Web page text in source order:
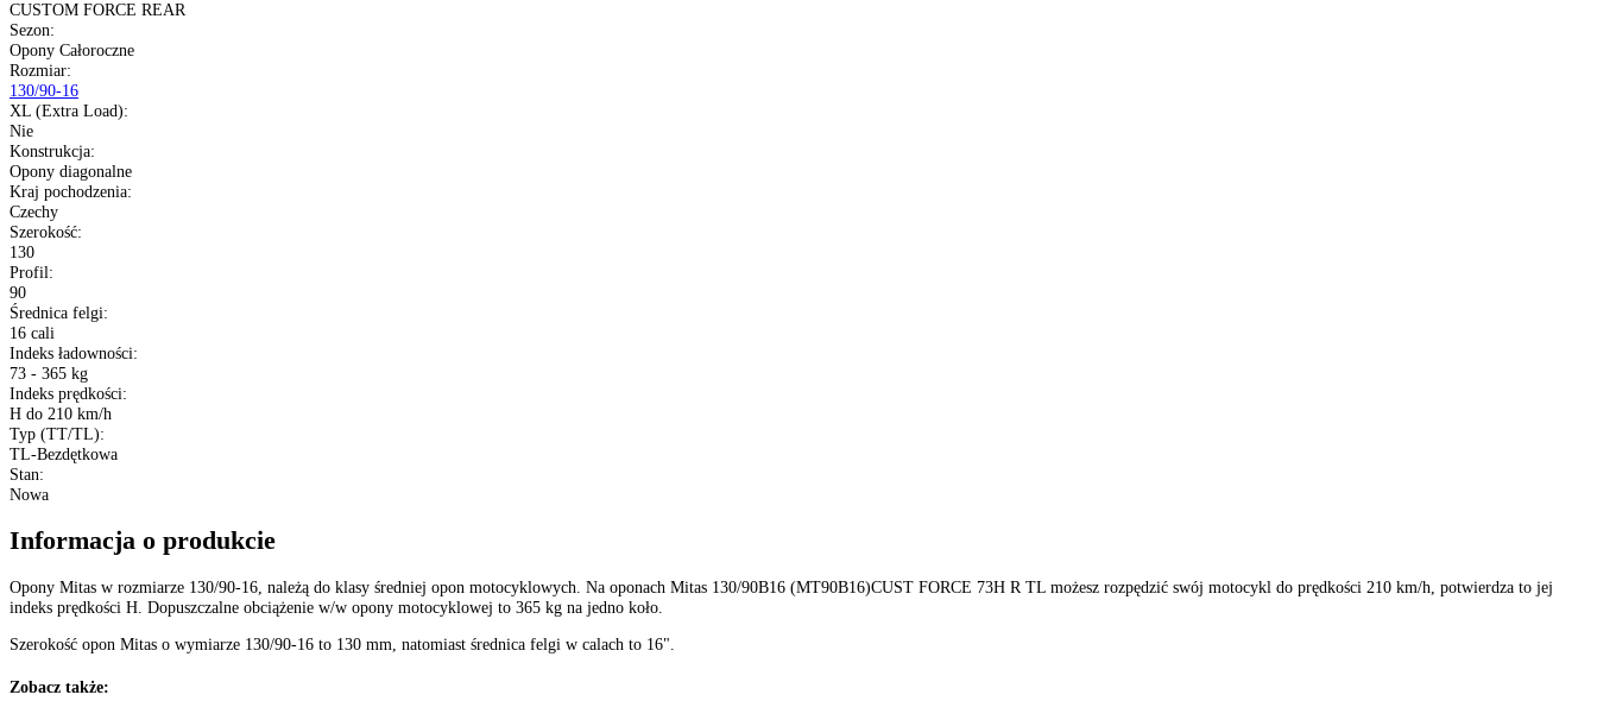
Szybka wysyłka
14 dni na zwrot
Kup opony na raty
Opis produktu
Dane techniczne
Producent
Mitas
Typ:
Opony motocyklowe
Bieżnik opony
CUSTOM FORCE REAR
Sezon:
Opony Całoroczne
Rozmiar :
130/90-16
XL (Extra Load)
Nie
Konstrukcja
Opony diagonalne
Kraj pochodzenia :
Szerokość:
130
Profil:
Średnica felgi